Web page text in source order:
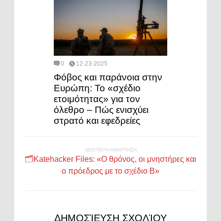
0 12-23-2025
Φόβος και παράνοια στην
Ευρώπη: Το «σχέδιο
ετοιμότητας» για τον
όλεθρο – Πώς ενισχύει
στρατό και εφεδρείες
ΝΕΌΤΕΡΗ ΑΝΆΡΤΗΣΗ
🗂️Katehacker Files: «Ο θρόνος, οι μνηστήρες και
ο πρόεδρος με το σχέδιο Β»
ΔΗΜΟΣΊΕΥΣΗ ΣΧΟΛΊΟΥ